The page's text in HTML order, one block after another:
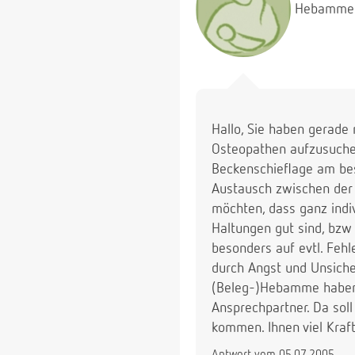
Hebamme
Hallo, Sie haben
Osteopathen
Beckenschieflage am
Austausch zwischen
möchten, dass ganz
Haltungen gut sind,
besonders auf evtl.
durch Angst und
(Beleg-)Hebamme
Ansprechpartner. Da
kommen. Ihnen viel